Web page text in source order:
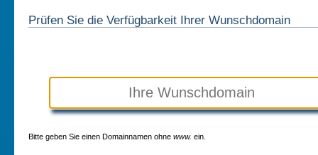
Prüfen Sie die Verfügbarkeit Ihrer Wunschdomain
Bitte geben Sie einen Domainnamen ohne www. ein.